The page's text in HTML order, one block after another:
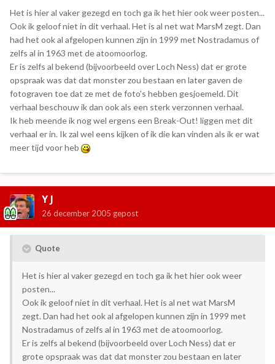
Het is hier al vaker gezegd en toch ga ik het hier ook weer posten...
Ook ik geloof niet in dit verhaal. Het is al net wat MarsM zegt. Dan
had het ook al afgelopen kunnen zijn in 1999 met Nostradamus of
zelfs al in 1963 met de atoomoorlog.
Er is zelfs al bekend (bijvoorbeeld over Loch Ness) dat er grote
opspraak was dat dat monster zou bestaan en later gaven de
fotograven toe dat ze met de foto's hebben gesjoemeld. Dit
verhaal beschouw ik dan ook als een sterk verzonnen verhaal.
Ik heb meende ik nog wel ergens een Break-Out! liggen met dit
verhaal er in. Ik zal wel eens kijken of ik die kan vinden als ik er wat
meer tijd voor heb
Y J
26 december 2005 gepost
Quote
Het is hier al vaker gezegd en toch ga ik het hier ook weer
posten...
Ook ik geloof niet in dit verhaal. Het is al net wat MarsM
zegt. Dan had het ook al afgelopen kunnen zijn in 1999 met
Nostradamus of zelfs al in 1963 met de atoomoorlog.
Er is zelfs al bekend (bijvoorbeeld over Loch Ness) dat er
grote opspraak was dat dat monster zou bestaan en later